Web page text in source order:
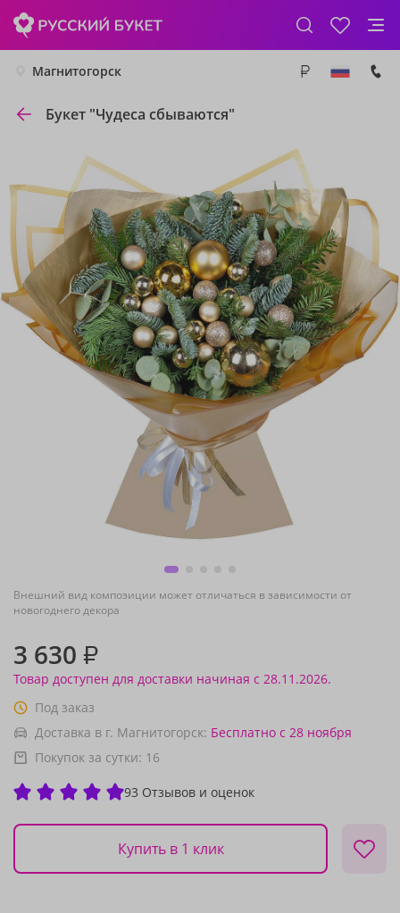
Магнитогорск
Букет "Чудеса сбываются"
Внешний вид композиции может отличаться в зависимости от
новогоднего декора
3 630 ₽
Товар доступен для доставки начиная с 28.11.2026.
Под заказ
Доставка в г. Магнитогорск: Бесплатно с 28 ноября
Покупок за сутки: 16
93 Отзывов и оценок
Купить в 1 клик